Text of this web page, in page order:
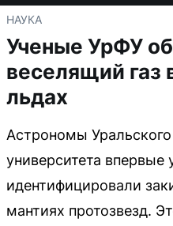
НАУКА
Ученые УрФУ
веселящий газ
льдах
Астрономы
университета впервые
идентифицировали
мантиях протозвезд.